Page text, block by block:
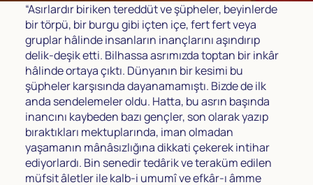
“Asırlardır biriken tereddüt ve şüpheler, beyinlerde
bir törpü, bir burgu gibi içten içe, fert fert veya
gruplar hâlinde insanların inançlarını aşındırıp
delik-deşik etti. Bilhassa asrımızda toptan bir inkâr
hâlinde ortaya çıktı. Dünyanın bir kesimi bu
şüpheler karşısında dayanamamıştı. Bizde de ilk
anda sendelemeler oldu. Hatta, bu asrın başında
inancını kaybeden bazı gençler, son olarak yazıp
bıraktıkları mektuplarında, iman olmadan
yaşamanın mânâsızlığına dikkati çekerek intihar
ediyorlardı. Bin senedir tedârik ve teraküm edilen
müfsit âletler ile kalb-i umumî ve efkâr-ı âmme